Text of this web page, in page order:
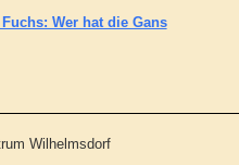
Wer hat die Gans